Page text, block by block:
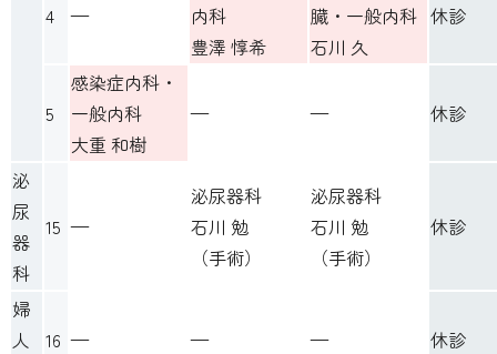
4 —
内科
豊澤 惇希
臓・一般内科
石川 久
休診
5
感染症内科・
一般内科
大重 和樹
— — 休診
泌
尿
器
科
15 —
泌尿器科
石川 勉
（手術）
泌尿器科
石川 勉
（手術）
休診
婦
人
16 — — — 休診